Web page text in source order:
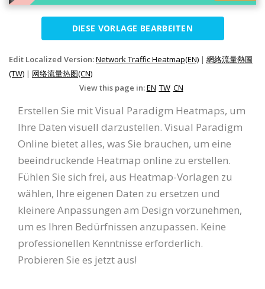
DIESE VORLAGE BEARBEITEN
Edit Localized Version:Network Traffic Heatmap(EN) | 網絡流量熱圖
(TW) | 网络流量热图(CN)
View this page in:EN TW CN
Erstellen Sie mit Visual Paradigm Heatmaps, um
Ihre Daten visuell darzustellen. Visual Paradigm
Online bietet alles, was Sie brauchen, um eine
beeindruckende Heatmap online zu erstellen.
Fühlen Sie sich frei, aus Heatmap-Vorlagen zu
wählen, Ihre eigenen Daten zu ersetzen und
kleinere Anpassungen am Design vorzunehmen,
um es Ihren Bedürfnissen anzupassen. Keine
professionellen Kenntnisse erforderlich.
Probieren Sie es jetzt aus!